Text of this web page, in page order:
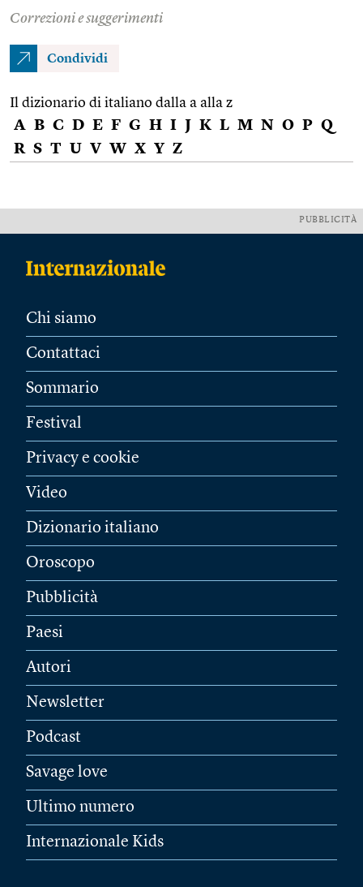
Correzioni e suggerimenti
Condividi
Il dizionario di italiano dalla a alla z
A B C D E F G H I J K L M N O P Q
R S T U V W X Y Z
PUBBLICITÀ
Chi siamo
Contattaci
Sommario
Festival
Privacy e cookie
Video
Dizionario italiano
Oroscopo
Pubblicità
Paesi
Autori
Newsletter
Podcast
Savage love
Ultimo numero
Internazionale Kids